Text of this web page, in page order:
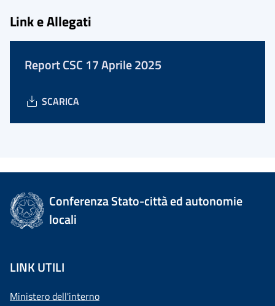
Link e Allegati
Report CSC 17 Aprile 2025
SCARICA
Conferenza Stato-città ed autonomie
locali
LINK UTILI
Ministero dell'interno